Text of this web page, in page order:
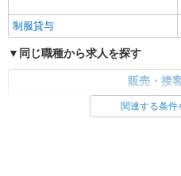
制服貸与
同じ職種から求人を探す
販売・接
関連する条件